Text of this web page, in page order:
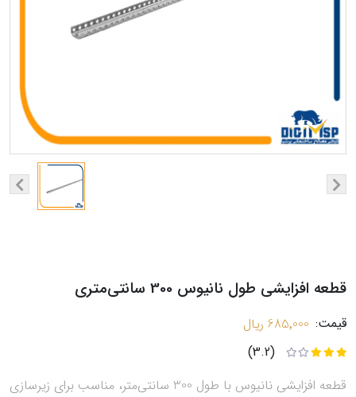
قطعه افزایشی طول نانیوس 300 سانتی‌متری
قیمت: 685٬000 ریال
(3.2)
قطعه افزایشی نانیوس با طول 300 سانتی‌متر، مناسب برای زیرسازی